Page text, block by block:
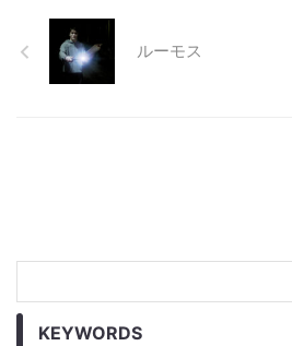
ルーモス
KEYWORDS